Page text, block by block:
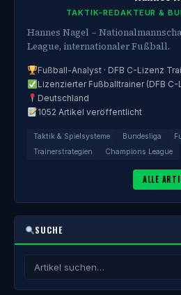
TAKTIK-REDAKTEUR &
Hannes Nagel –
League, internationaler Fußball.
Fußball-Analyst · DFB C-Lizenz
Lizenzierter Fußballtrainer (DFB
Deutschland
1052 Artikel veröffentlicht
Taktik & Spielsysteme Bundesliga
Trainerstrategien
Champions League
ALLE
SUCHE